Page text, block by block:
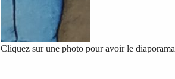
Cliquez sur une photo pour avoir le diaporama